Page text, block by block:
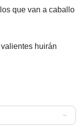
que van a caballo
huirán